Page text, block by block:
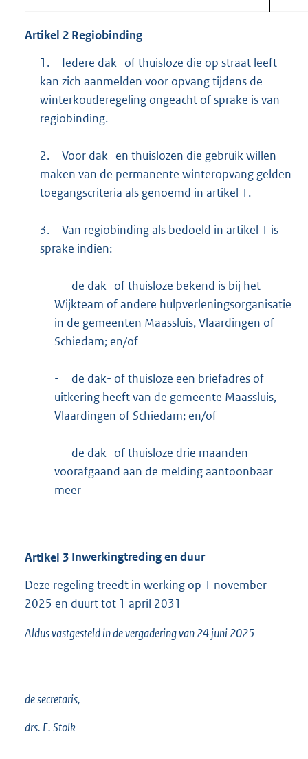
Artikel 2 Regiobinding
1.
Iedere dak- of thuisloze die op straat leeft
kan zich aanmelden voor opvang tijdens de
winterkouderegeling ongeacht of sprake is van
regiobinding.
2.
Voor dak- en thuislozen die gebruik willen
maken van de permanente winteropvang gelden
toegangscriteria als genoemd in artikel 1.
3.
Van regiobinding als bedoeld in artikel 1 is
sprake indien:
-
de dak- of thuisloze bekend is bij het
Wijkteam of andere hulpverleningsorganisatie
in de gemeenten Maassluis, Vlaardingen of
Schiedam; en/of
-
de dak- of thuisloze een briefadres of
uitkering heeft van de gemeente Maassluis,
Vlaardingen of Schiedam; en/of
-
de dak- of thuisloze drie maanden
voorafgaand aan de melding aantoonbaar
meer
Artikel 3 Inwerkingtreding en duur
Deze regeling treedt in werking op 1 november
2025 en duurt tot 1 april 2031
Aldus vastgesteld in de vergadering van 24 juni 2025
de secretaris,
drs. E. Stolk